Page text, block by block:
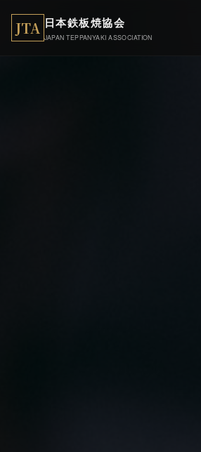
JTA 日本鉄板焼協会
JAPAN TEPPANYAKI ASSOCIATION